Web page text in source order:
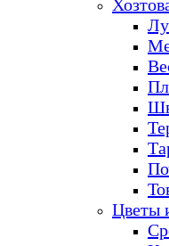
Цветы